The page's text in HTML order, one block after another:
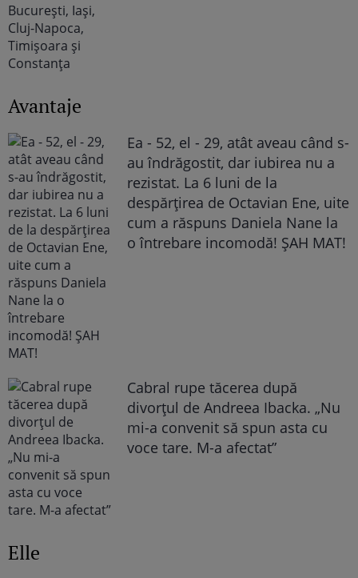
Avantaje
Ea - 52, el - 29, atât aveau când s-
au îndrăgostit, dar iubirea nu a
rezistat. La 6 luni de la
despărțirea de Octavian Ene, uite
cum a răspuns Daniela Nane la
o întrebare incomodă! ȘAH MAT!
Cabral rupe tăcerea după
divorțul de Andreea Ibacka. „Nu
mi-a convenit să spun asta cu
voce tare. M-a afectat”
Elle